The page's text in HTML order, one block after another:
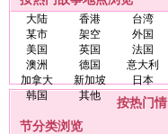
大陆 香港
台湾
某市
架空
外国
美国
英国
法国
澳洲
德国
意大利
加拿大
新加坡
日本
韩国
其他
按热门情
节分类浏览